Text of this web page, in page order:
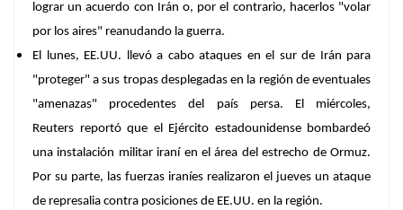
lograr un acuerdo con Irán o, por el contrario, hacerlos "volar
por los aires" reanudando la guerra.
El lunes, EE.UU. llevó a cabo ataques en el sur de Irán para
"proteger" a sus tropas desplegadas en la región de eventuales
"amenazas" procedentes del país persa. El miércoles,
Reuters reportó que el Ejército estadounidense bombardeó
una instalación militar iraní en el área del estrecho de Ormuz.
Por su parte, las fuerzas iraníes realizaron el jueves un ataque
de represalia contra posiciones de EE.UU. en la región.